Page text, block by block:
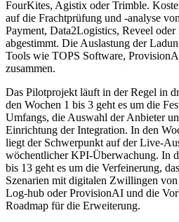
FourKites, Agistix oder Trimble.
auf die Frachtprüfung und -analyse
Payment, Data2Logistics, Reveel
abgestimmt. Die Auslastung der
Tools wie TOPS Software,
zusammen.
Das Pilotprojekt läuft in der Regel in
den Wochen 1 bis 3 geht es um die
Umfangs, die Auswahl der Anbieter
Einrichtung der Integration. In den
liegt der Schwerpunkt auf der Live-
wöchentlicher KPI-Überwachung. In
bis 13 geht es um die Verfeinerung,
Szenarien mit digitalen Zwillingen von
Log-hub oder ProvisionAI und die
Roadmap für die Erweiterung.